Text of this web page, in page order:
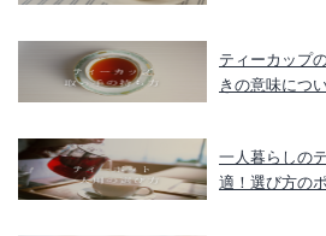
ティーカップ
きの意味につ
一人暮らしの
適！選び方の